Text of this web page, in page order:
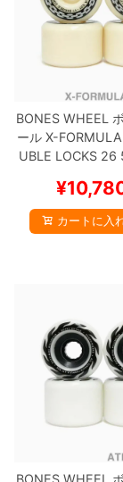
BONES WHEEL
ール X-
UBLE LOCKS 26
¥
カートに入
BONES WHEEL
8.7inch
8.9inch
高性能デッキ
8.8inch
9.0inch以上
72mm
110mm
29cm
30cm
サイズの測